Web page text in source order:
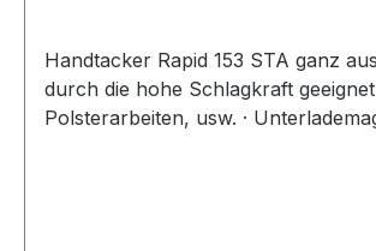
Handtacker Rapid 153 STA ganz
durch die hohe Schlagkraft
Polsterarbeiten, usw. ·